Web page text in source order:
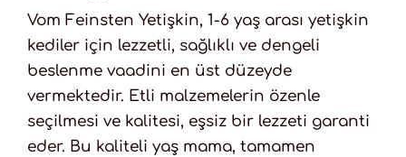
Vom Feinsten Yetişkin, 1-6 yaş arası yetişkin
kediler için lezzetli, sağlıklı ve dengeli
beslenme vaadini en üst düzeyde
vermektedir. Etli malzemelerin özenle
seçilmesi ve kalitesi, eşsiz bir lezzeti garanti
eder. Bu kaliteli yaş mama, tamamen